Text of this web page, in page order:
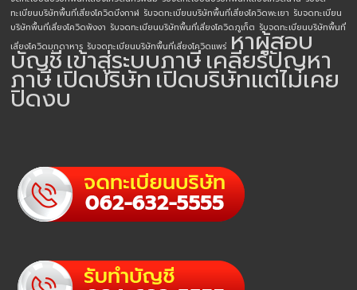
ทะเบียนบริษัทพื้นที่เสี่ยงโควิดบึงกาฬ รับจดทะเบียนบริษัทพื้นที่เสี่ยงโควิดพะเยา รับจดทะเบียน
บริษัทพื้นที่เสี่ยงโควิดพังงา รับจดทะเบียนบริษัทพื้นที่เสี่ยงโควิดภูเก็ต รับจดทะเบียนบริษัทพื้นที่
เสี่ยงโควิดมุกดาหาร รับจดทะเบียนบริษัทพื้นที่เสี่ยงโควิดแพร่ หาผู้สอบ
บัญชีเข้าสู่ระบบภาษีเคลียร์ปัญหา
ภาษีเปิดบริษัทเปิดบริษัทแต่ไม่เคย
ปิดงบ